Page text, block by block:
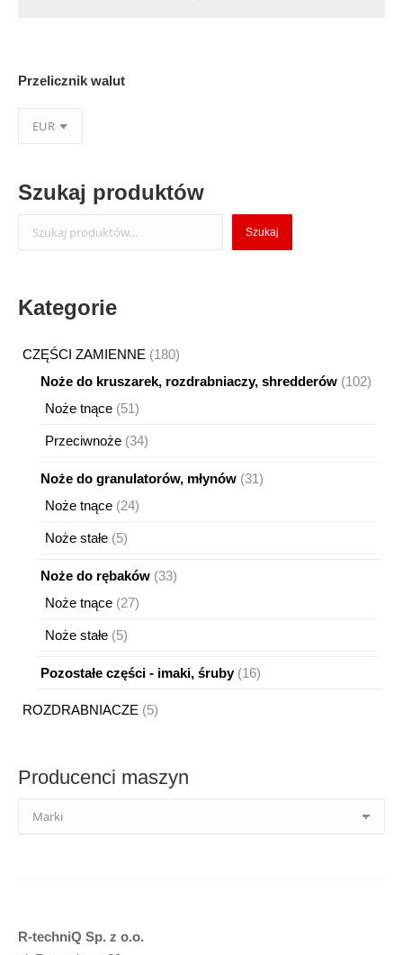
Przelicznik walut
Szukaj produktów
Szukaj
Kategorie
CZĘŚCI ZAMIENNE 180180
produktów
Noże do kruszarek, rozdrabniaczy, shredderów 102102
Noże tnące 5151
Przeciwnoże 3434
Noże do granulatorów, młynów 3131
Noże tnące 2424
Noże stałe 55
Noże do rębaków 3333
Noże tnące 2727
Noże stałe 55
Pozostałe części - imaki, śruby 1616
ROZDRABNIACZE
55
Producenci maszyn
R-techniQ Sp. z o.o.